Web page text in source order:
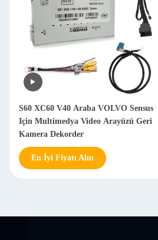
S60 XC60 V40 Araba VOLVO Sensus
Için Multimedya Video Arayüzü Geri
Kamera Dekorder
En İyi Fiyatı Alın